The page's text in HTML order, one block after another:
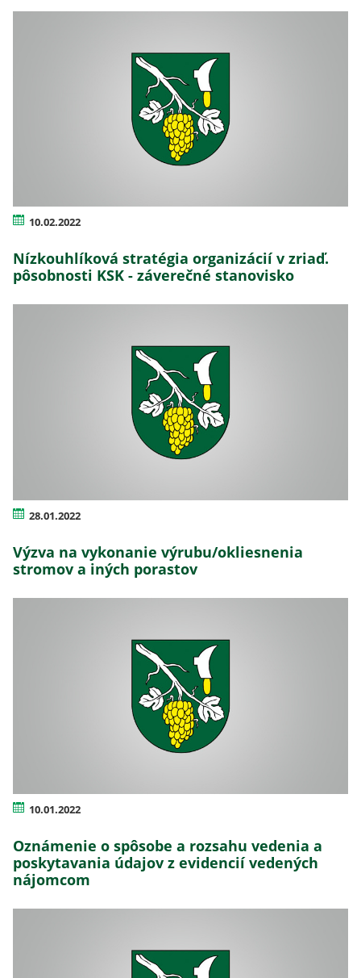
10.02.2022
Nízkouhlíková stratégia organizácií v zriaď.
pôsobnosti KSK - záverečné stanovisko
28.01.2022
Výzva na vykonanie výrubu/okliesnenia
stromov a iných porastov
10.01.2022
Oznámenie o spôsobe a rozsahu vedenia a
poskytavania údajov z evidencií vedených
nájomcom